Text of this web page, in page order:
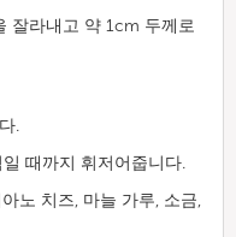
잘라내고 약 1cm 두께로
.
때까지 휘저어줍니다.
노 치즈, 마늘 가루, 소금,